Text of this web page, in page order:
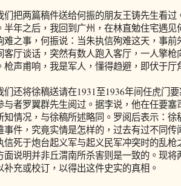
两篇稿件送给何振的朋友王铸先生看过
半年之后，我回到广州，在林直勉住宅遇
难之事，何振说：当朱执信殉难这天，事
客厅谈话，突然有数人跑入客厅，一人擎
枪声甫响，我是军人，懂得趋避，即伏于厅
将徐稿送请在1931至1936年间任虎门要
与者罗翼群先生阅过。据李说，他在任要
知情况，与徐稿所述略同。罗阅后表示：
事件，究竟实情是怎样的，过去有过不同
信死于炮台起义军与起义民军冲突时的乱
面说明并非丘渭南所杀害则是一致的。现
补充或校订，以得出这件史实的真相。